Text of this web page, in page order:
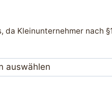
Kleinunternehmer nach